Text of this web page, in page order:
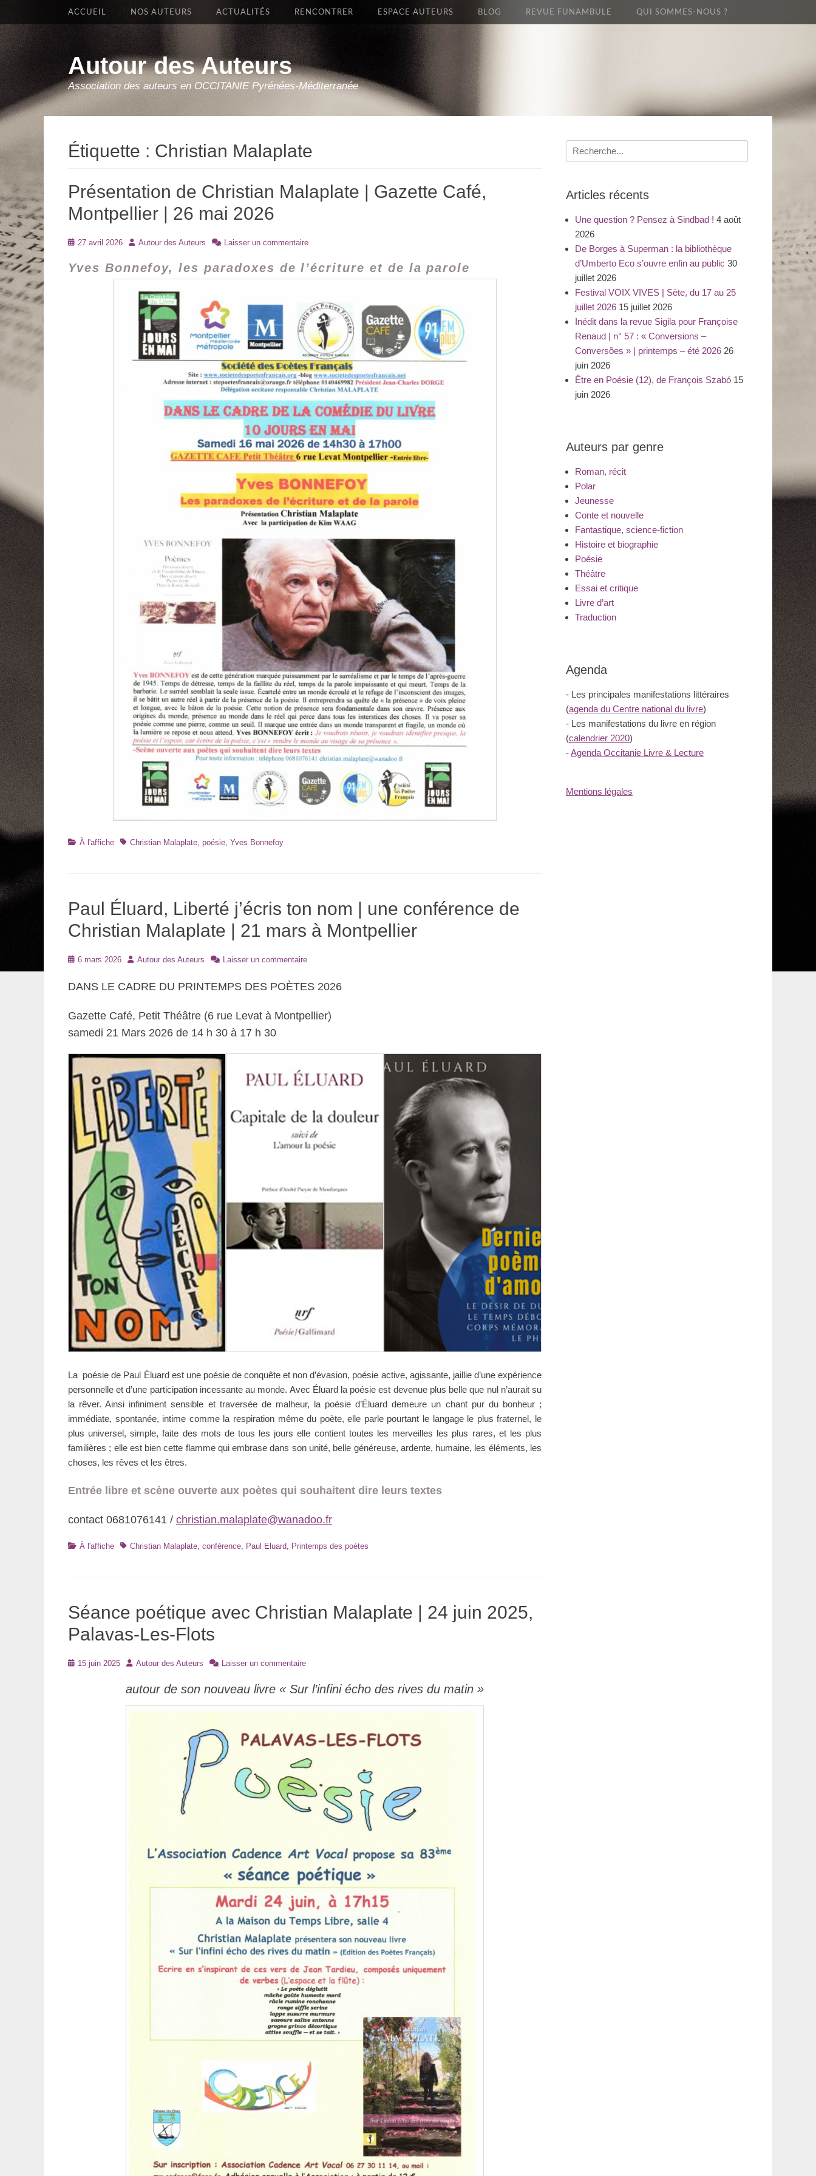
Autour des Auteurs
Association des auteurs en OCCITANIE Pyrénées-Méditerranée
Premier Menu
Aller
ACCUEIL NOS AUTEURS ACTUALITÉS RENCONTRER ESPACE AUTEURS BLOG REVUE FUNAMBULE QUI SOMMES-NOUS ?
Étiquette : Christian Malaplate
Présentation de Christian Malaplate | Gazette Café,
Montpellier | 26 mai 2026
Posté27 avril 2026 Auteur
Autour des Auteurs Laisser un commentaire
Yves Bonnefoy, les paradoxes de l’écriture et de la parole
Catégories
À l'affiche TagsChristian Malaplate, poésie, Yves Bonnefoy
Paul Éluard, Liberté j’écris ton nom | une conférence de
Christian Malaplate | 21 mars à Montpellier
Posté6 mars 2026 Auteur
Autour des Auteurs Laisser un commentaire
DANS LE CADRE DU PRINTEMPS DES POÈTES 2026
Gazette Café, Petit Théâtre (6 rue Levat à Montpellier)
samedi 21 Mars 2026 de 14 h 30 à 17 h 30
La poésie de Paul Éluard est une poésie de conquête et non d’évasion, poésie active, agissante, jaillie d’une expérience
personnelle et d’une participation incessante au monde. Avec Éluard la poésie est devenue plus belle que nul n’aurait su
la rêver. Ainsi infiniment sensible et traversée de malheur, la poésie d’Éluard demeure un chant pur du bonheur ;
immédiate, spontanée, intime comme la respiration même du poète, elle parle pourtant le langage le plus fraternel, le
plus universel, simple, faite des mots de tous les jours elle contient toutes les merveilles les plus rares, et les plus
familières ; elle est bien cette flamme qui embrase dans son unité, belle généreuse, ardente, humaine, les éléments, les
choses, les rêves et les êtres.
Entrée libre et scène ouverte aux poètes qui souhaitent dire leurs textes
contact 0681076141 / christian.malaplate@wanadoo.fr
Catégories
À l'affiche TagsChristian Malaplate conférence Paul Eluard Printemps des poètes
Séance poétique avec Christian Malaplate | 24 juin 2025,
Palavas-Les-Flots
Posté15 juin 2025 Auteur
Autour des Auteurs Laisser un commentaire
autour de son nouveau livre « Sur l’infini écho des rives du matin »
Recherche
pour
Articles récents
Une question ? Pensez à Sindbad ! 4 août
2026
De Borges à Superman : la bibliothèque
d’Umberto Eco s’ouvre enfin au public 30
juillet 2026
Festival VOIX VIVES | Sète, du 17 au 25
juillet 2026 15 juillet 2026
Inédit dans la revue Sigila pour Françoise
Renaud | n° 57 : « Conversions –
Conversões » | printemps – été 2026 26
juin 2026
Être en Poésie (12), de François Szabó 15
juin 2026
Auteurs par genre
Roman, récit
Polar
Jeunesse
Conte et nouvelle
Fantastique, science-fiction
Histoire et biographie
Poésie
Théâtre
Essai et critique
Livre d’art
Traduction
Agenda
- Les principales manifestations littéraires
(agenda du Centre national du livre)
- Les manifestations du livre en région
(calendrier 2020)
-Agenda Occitanie Livre & Lecture
Mentions légales